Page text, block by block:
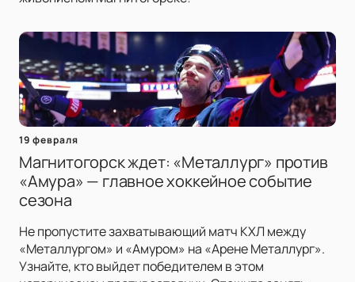
19 февраля
Магнитогорск ждет: «Металлург» против
«Амура» — главное хоккейное событие
сезона
Не пропустите захватывающий матч КХЛ между
«Металлургом» и «Амуром» на «Арене Металлург».
Узнайте, кто выйдет победителем в этом